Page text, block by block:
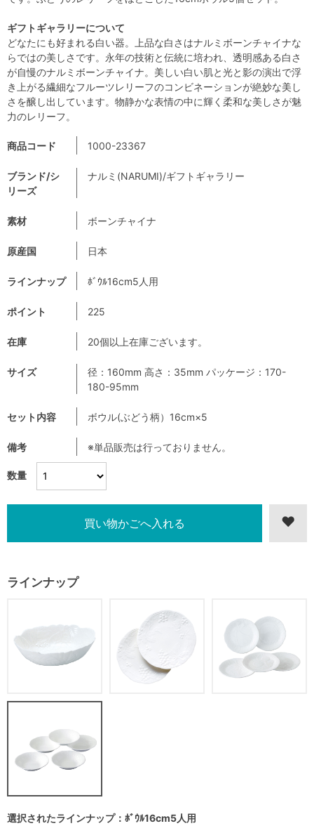
数量
商品コード 1000-23367
ブランド/シ
リーズ
ナルミ(NARUMI)/ギフトギャラリー
素材 ボーンチャイナ
原産国 日本
ラインナップ ﾎﾞｳﾙ16cm5人用
ポイント 225
在庫 20個以上在庫ございます。
サイズ
径：160mm 高さ：35mm パッケージ：170-
180-95mm
セット内容 ボウル(ぶどう柄）16cm×5
備考 ※単品販売は行っておりません。
ラインナップ
選択されたラインナップ：ﾎﾞｳﾙ16cm5人用
ギフトギャラリーについて
どなたにも好まれる白い器。上品な白さはナルミボーンチャイナな
らではの美しさです。永年の技術と伝統に培われ、透明感ある白さ
が自慢のナルミボーンチャイナ。美しい白い肌と光と影の演出で浮
き上がる繊細なフルーツレリーフのコンビネーションが絶妙な美し
さを醸し出しています。物静かな表情の中に輝く柔和な美しさが魅
力のレリーフ。